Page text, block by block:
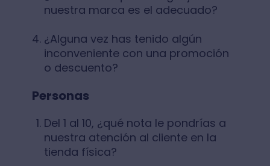
nuestra marca es el adecuado?
¿Alguna vez has tenido algún
inconveniente con una promoción
o descuento?
Personas
Del 1 al 10, ¿qué nota le pondrías a
nuestra atención al cliente en la
tienda física?